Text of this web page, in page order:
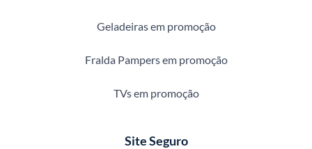
Geladeiras em promoção
Fralda Pampers em promoção
TVs em promoção
Site Seguro